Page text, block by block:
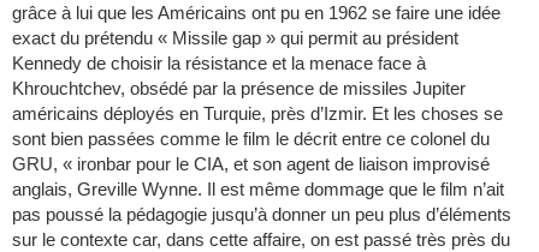
grâce à lui que les Américains ont pu en 1962 se faire une idée
exact du prétendu « Missile gap » qui permit au président
Kennedy de choisir la résistance et la menace face à
Khrouchtchev, obsédé par la présence de missiles Jupiter
américains déployés en Turquie, près d’Izmir. Et les choses se
sont bien passées comme le film le décrit entre ce colonel du
GRU, « ironbar pour le CIA, et son agent de liaison improvisé
anglais, Greville Wynne. Il est même dommage que le film n’ait
pas poussé la pédagogie jusqu’à donner un peu plus d’éléments
sur le contexte car, dans cette affaire, on est passé très près du